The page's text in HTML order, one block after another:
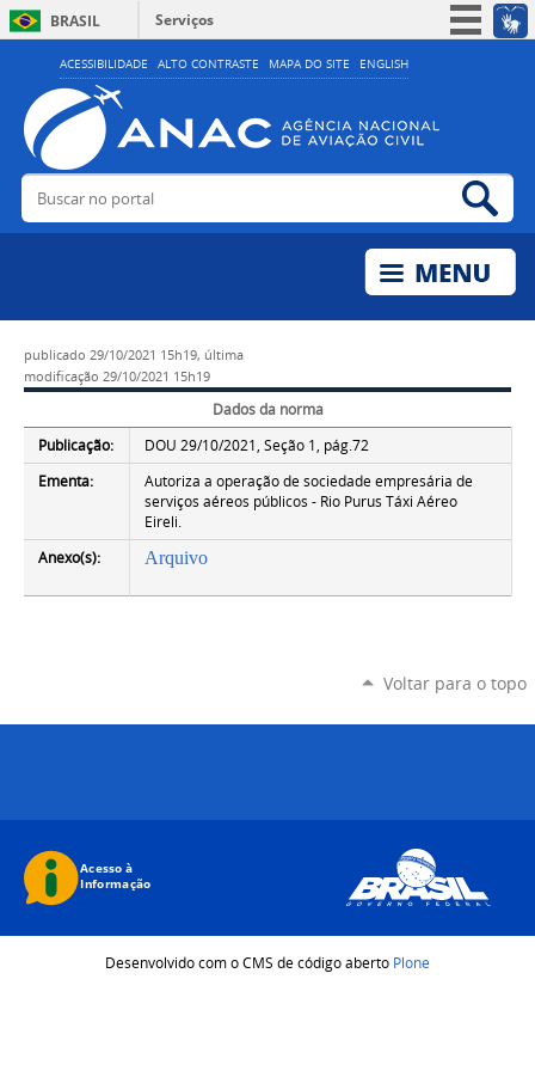
ACESSIBILIDADE ALTO CONTRASTE MAPA DO SITE ENGLISH
BRASIL
Serviços
Simplifique!
Acesso à informação
Legislação
Buscar no portal
publicado 29/10/2021 15h19, última
modificação 29/10/2021 15h19
Dados da norma
Publicação:
DOU 29/10/2021, Seção 1, pág.72
Ementa:
Autoriza a operação de sociedade empresária de
serviços aéreos públicos - Rio Purus Táxi Aéreo
Eireli.
Anexo(s):
Arquivo
Voltar para o topo
Desenvolvido com o CMS de código aberto Plone